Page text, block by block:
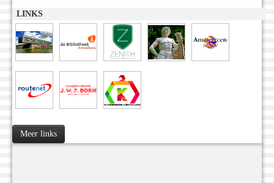
LINKS
Meer links